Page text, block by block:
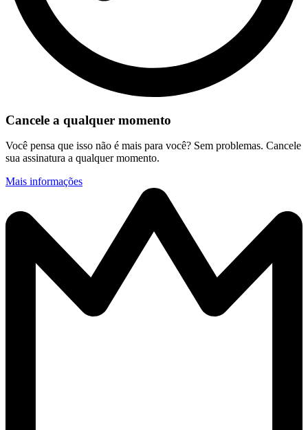
Cancele a qualquer momento
Você pensa que isso não é mais para você? Sem problemas. Cancele
sua assinatura a qualquer momento.
Mais informações